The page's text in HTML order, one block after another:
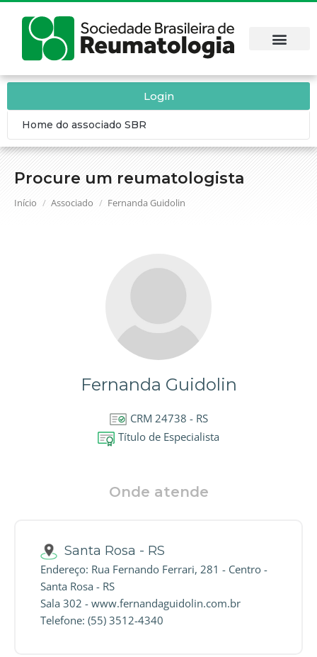
Procure um reumatologista
Você está aqui:
Início Associado Fernanda Guidolin
Login
Home do associado SBR
Fernanda Guidolin
CRM 24738 - RS
Título de Especialista
Onde atende
Santa Rosa - RS
Endereço: Rua Fernando Ferrari, 281 - Centro -
Santa Rosa - RS
Sala 302 - www.fernandaguidolin.com.br
Telefone: (55) 3512-4340